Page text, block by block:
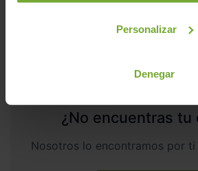
Personalizar
Denegar
¿No encuentras tu
Nosotros lo encontramos por